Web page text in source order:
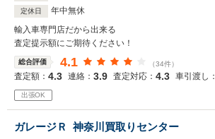
定休日
年中無休
輸入車専門店だから出来る
査定提示額にご期待ください！
総合評価 4.1 （34件）
査定額： 4.3 連絡： 3.9 査定対応： 4.3 車引渡し：
出張OK
ガレージＲ 神奈川買取りセンター